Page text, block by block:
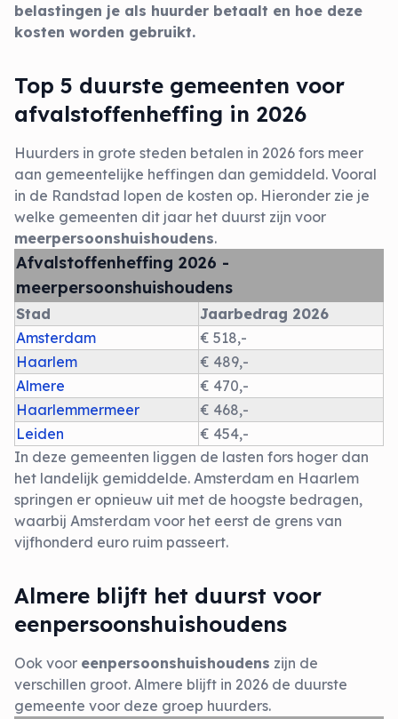
belastingen je als huurder betaalt en hoe deze
kosten worden gebruikt.
Top 5 duurste gemeenten voor
afvalstoffenheffing in 2026
Huurders in grote steden betalen in 2026 fors meer
aan gemeentelijke heffingen dan gemiddeld. Vooral
in de Randstad lopen de kosten op. Hieronder zie je
welke gemeenten dit jaar het duurst zijn voor
meerpersoonshuishoudens.
Afvalstoffenheffing 2026 -
meerpersoonshuishoudens
Stad
Jaarbedrag 2026
Amsterdam
€ 518,-
Haarlem
€ 489,-
Almere
€ 470,-
Haarlemmermeer
€ 468,-
Leiden
€ 454,-
In deze gemeenten liggen de lasten fors hoger dan
het landelijk gemiddelde. Amsterdam en Haarlem
springen er opnieuw uit met de hoogste bedragen,
waarbij Amsterdam voor het eerst de grens van
vijfhonderd euro ruim passeert.
Almere blijft het duurst voor
eenpersoonshuishoudens
Ook voor eenpersoonshuishoudens zijn de
verschillen groot. Almere blijft in 2026 de duurste
gemeente voor deze groep huurders.